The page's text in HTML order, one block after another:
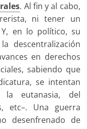
. Al fin y al cabo,
ni tener un
en lo político, su
descentralización
en derechos
sabiendo que
se intentan
eutanasia, del
etc–. Una guerra
desenfrenado de